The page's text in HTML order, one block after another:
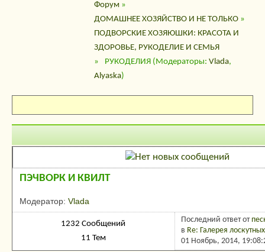
Форум »
ДОМАШНЕЕ ХОЗЯЙСТВО И НЕ ТОЛЬКО»
ПОДВОРСКИЕ ХОЗЯЮШКИ: КРАСОТА И
ЗДОРОВЬЕ, РУКОДЕЛИЕ И СЕМЬЯ
»
РУКОДЕЛИЯ (Модераторы: Vlada,
Alyaska)
ПЭЧВОРК И КВИЛТ
Модератор: Vlada
1232 Сообщений
11 Тем
Последний ответот
в Re: Галерея
01 Ноябрь, 2014,